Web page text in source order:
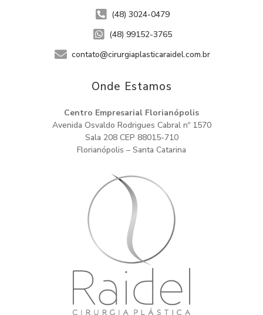
(48) 3024-0479
(48) 99152-3765
contato@cirurgiaplasticaraidel.com.br
Onde Estamos​
Centro Empresarial Florianópolis
Avenida Osvaldo Rodrigues Cabral nº 1570
Sala 208 CEP 88015-710
Florianópolis – Santa Catarina